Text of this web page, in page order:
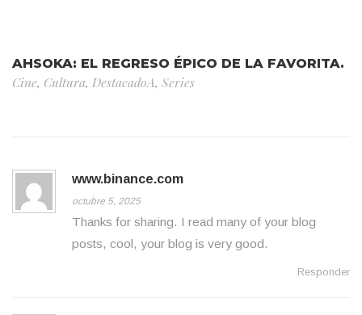
AHSOKA: EL REGRESO ÉPICO DE LA FAVORITA.
Cine, Cultura, DestacadoA, Series
www.binance.com
octubre 5, 2025
Thanks for sharing. I read many of your blog
posts, cool, your blog is very good.
Responder